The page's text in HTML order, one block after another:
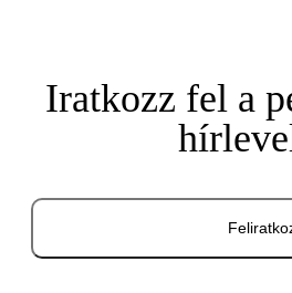
Iratkozz fel a